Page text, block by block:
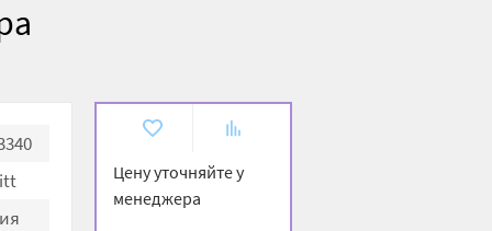
Цену уточняйте у
менеджера